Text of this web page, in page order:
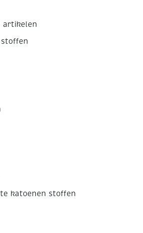
artikelen
katoenen stoffen